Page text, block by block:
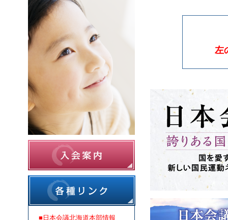
■ 日本会議北海道本部情報
左